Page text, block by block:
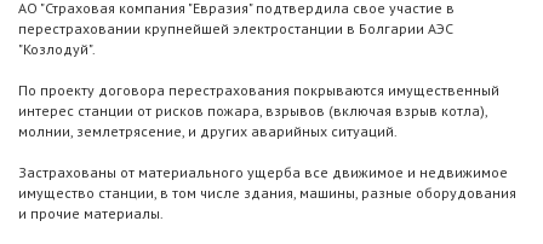
АО "Страховая компания "Евразия" подтвердила свое участие в
перестраховании крупнейшей электростанции в Болгарии АЭС
"Козлодуй".
По проекту договора перестрахования покрываются имущественный
интерес станции от рисков пожара, взрывов (включая взрыв котла),
молнии, землетрясение, и других аварийных ситуаций.
Застрахованы от материального ущерба все движимое и недвижимое
имущество станции, в том числе здания, машины, разные оборудования
и прочие материалы.